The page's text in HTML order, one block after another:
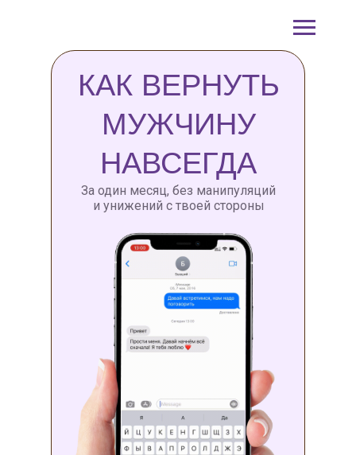
КАК ВЕРНУТЬ
МУЖЧИНУ
НАВСЕГДА
За один месяц, без манипуляций
и унижений с твоей стороны